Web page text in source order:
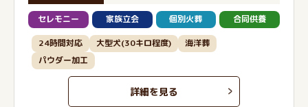
セレモニー 家族立会 個別火葬 合同供養
24時間対応 大型犬(30キロ程度)
海洋葬
パウダー加工
詳細を見る